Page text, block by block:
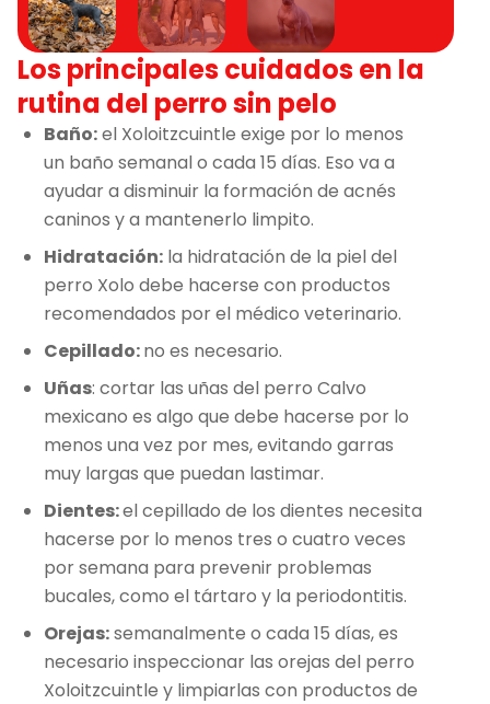
Los principales cuidados en la
rutina del perro sin pelo
Baño:el Xoloitzcuintle exige por lo menos
un baño semanal o cada 15 días. Eso va a
ayudar a disminuir la formación de acnés
caninos y a mantenerlo limpito.
Hidratación: la hidratación de la piel del
perro Xolo debe hacerse con productos
recomendados por el médico veterinario.
Cepillado:no es necesario.
Uñas: cortar las uñas del perro Calvo
mexicano es algo que debe hacerse por lo
menos una vez por mes, evitando garras
muy largas que puedan lastimar.
Dientes:el cepillado de los dientes necesita
hacerse por lo menos tres o cuatro veces
por semana para prevenir problemas
bucales, como el tártaro y la periodontitis.
Orejas:semanalmente o cada 15 días, es
necesario inspeccionar las orejas del perro
Xoloitzcuintle y limpiarlas con productos de